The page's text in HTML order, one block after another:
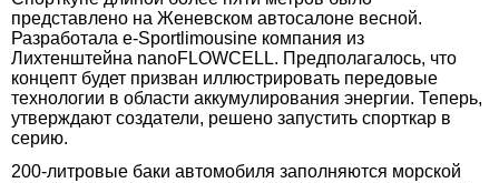
представлено на Женевском автосалоне весной.
Разработала e-Sportlimousine компания из
Лихтенштейна nanoFLOWCELL. Предполагалось, что
концепт будет призван иллюстрировать передовые
технологии в области аккумулирования энергии. Теперь,
утверждают создатели, решено запустить спорткар в
серию.
200-литровые баки автомобиля заполняются морской